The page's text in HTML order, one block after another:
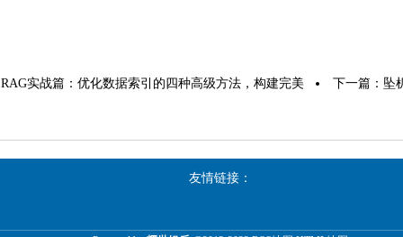
RAG实战篇：优化数据索引的四种高级方法，构建完美
下一篇： 坠
友情链接：